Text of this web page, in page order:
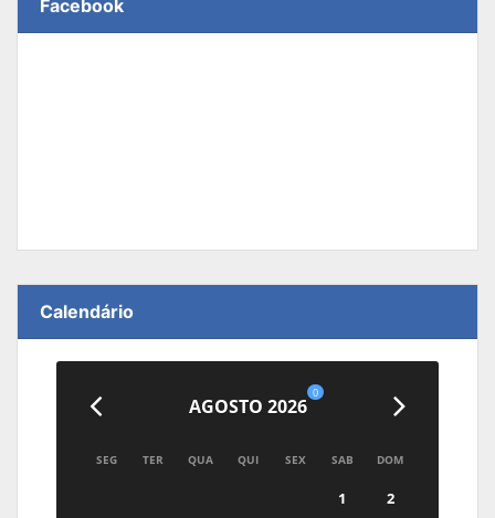
Facebook
Calendário
AGOSTO 2026
0
SEG TER QUA QUI SEX SAB DOM
1
2